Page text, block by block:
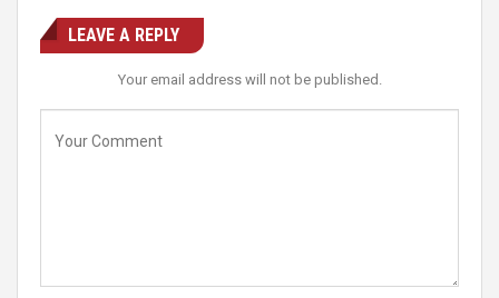
LEAVE A REPLY
Your email address will not be published.